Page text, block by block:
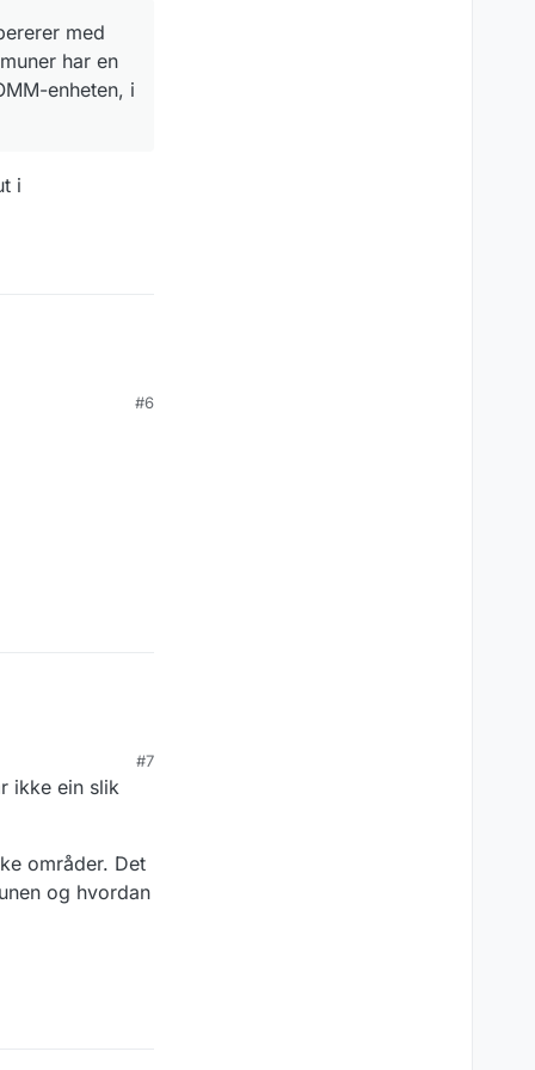
med
har en
enheten, i
i
#6
#7
ikke ein slik
områder. Det
og hvordan